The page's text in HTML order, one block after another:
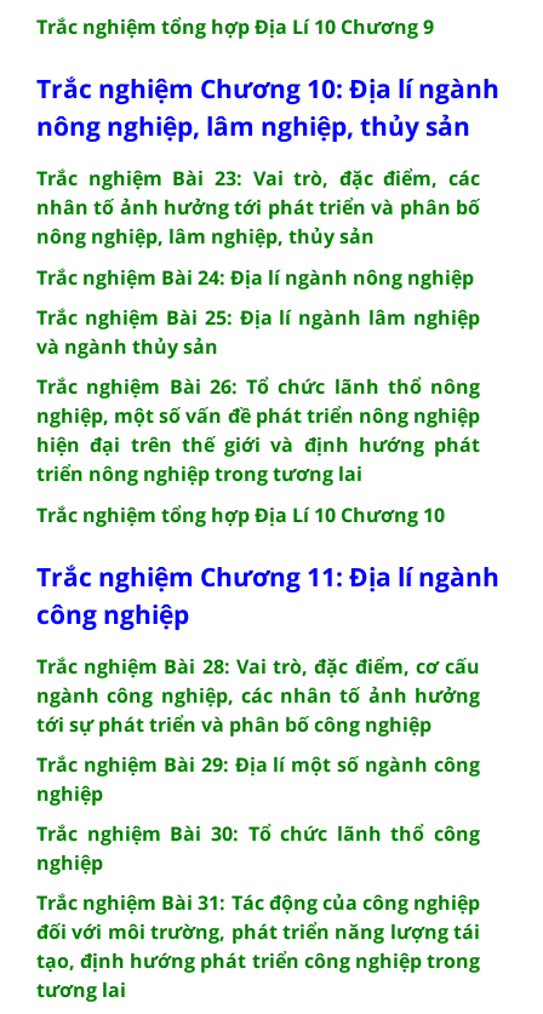
Trắc nghiệm tổng hợp Địa Lí 10 Chương 9
Trắc nghiệm Chương 10: Địa lí ngành
nông nghiệp, lâm nghiệp, thủy sản
Trắc nghiệm Bài 23: Vai trò, đặc điểm, các
nhân tố ảnh hưởng tới phát triển và phân bố
nông nghiệp, lâm nghiệp, thủy sản
Trắc nghiệm Bài 24: Địa lí ngành nông nghiệp
Trắc nghiệm Bài 25: Địa lí ngành lâm nghiệp
và ngành thủy sản
Trắc nghiệm Bài 26: Tổ chức lãnh thổ nông
nghiệp, một số vấn đề phát triển nông nghiệp
hiện đại trên thế giới và định hướng phát
triển nông nghiệp trong tương lai
Trắc nghiệm tổng hợp Địa Lí 10 Chương 10
Trắc nghiệm Chương 11: Địa lí ngành
công nghiệp
Trắc nghiệm Bài 28: Vai trò, đặc điểm, cơ cấu
ngành công nghiệp, các nhân tố ảnh hưởng
tới sự phát triển và phân bố công nghiệp
Trắc nghiệm Bài 29: Địa lí một số ngành công
nghiệp
Trắc nghiệm Bài 30: Tổ chức lãnh thổ công
nghiệp
Trắc nghiệm Bài 31: Tác động của công nghiệp
đối với môi trường, phát triển năng lượng tái
tạo, định hướng phát triển công nghiệp trong
tương lai